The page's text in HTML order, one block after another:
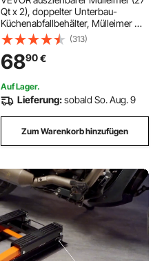
Qt x 2), doppelter Unterbau-
Küchenabfallbehälter, Mülleimer mit
Türsatz & Soft-Close-Schieberegler,
für Küchenschrank Spüle unter der
Theke (grau)
(313)
6890€
Auf Lager.
Lieferung:sobald So. Aug. 9
Zum Warenkorb hinzufügen